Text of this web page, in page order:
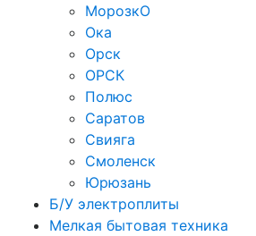
МорозкО
Ока
Орск
ОРСК
Полюс
Саратов
Свияга
Смоленск
Юрюзань
Б/У электроплиты
Мелкая бытовая техника